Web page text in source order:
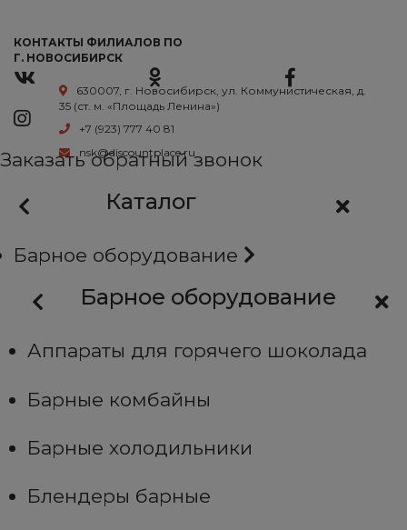
КОНТАКТЫ ФИЛИАЛОВ ПО
Г. НОВОСИБИРСК
630007, г. Новосибирск, ул. Коммунистическая, д.
35 (ст. м. «Площадь Ленина»)
+7 (923) 777 40 81
nsk@discountplace.ru
Заказать обратный звонок
Каталог
Барное оборудование
Барное оборудование
Аппараты для горячего шоколада
Барные комбайны
Барные холодильники
Блендеры барные